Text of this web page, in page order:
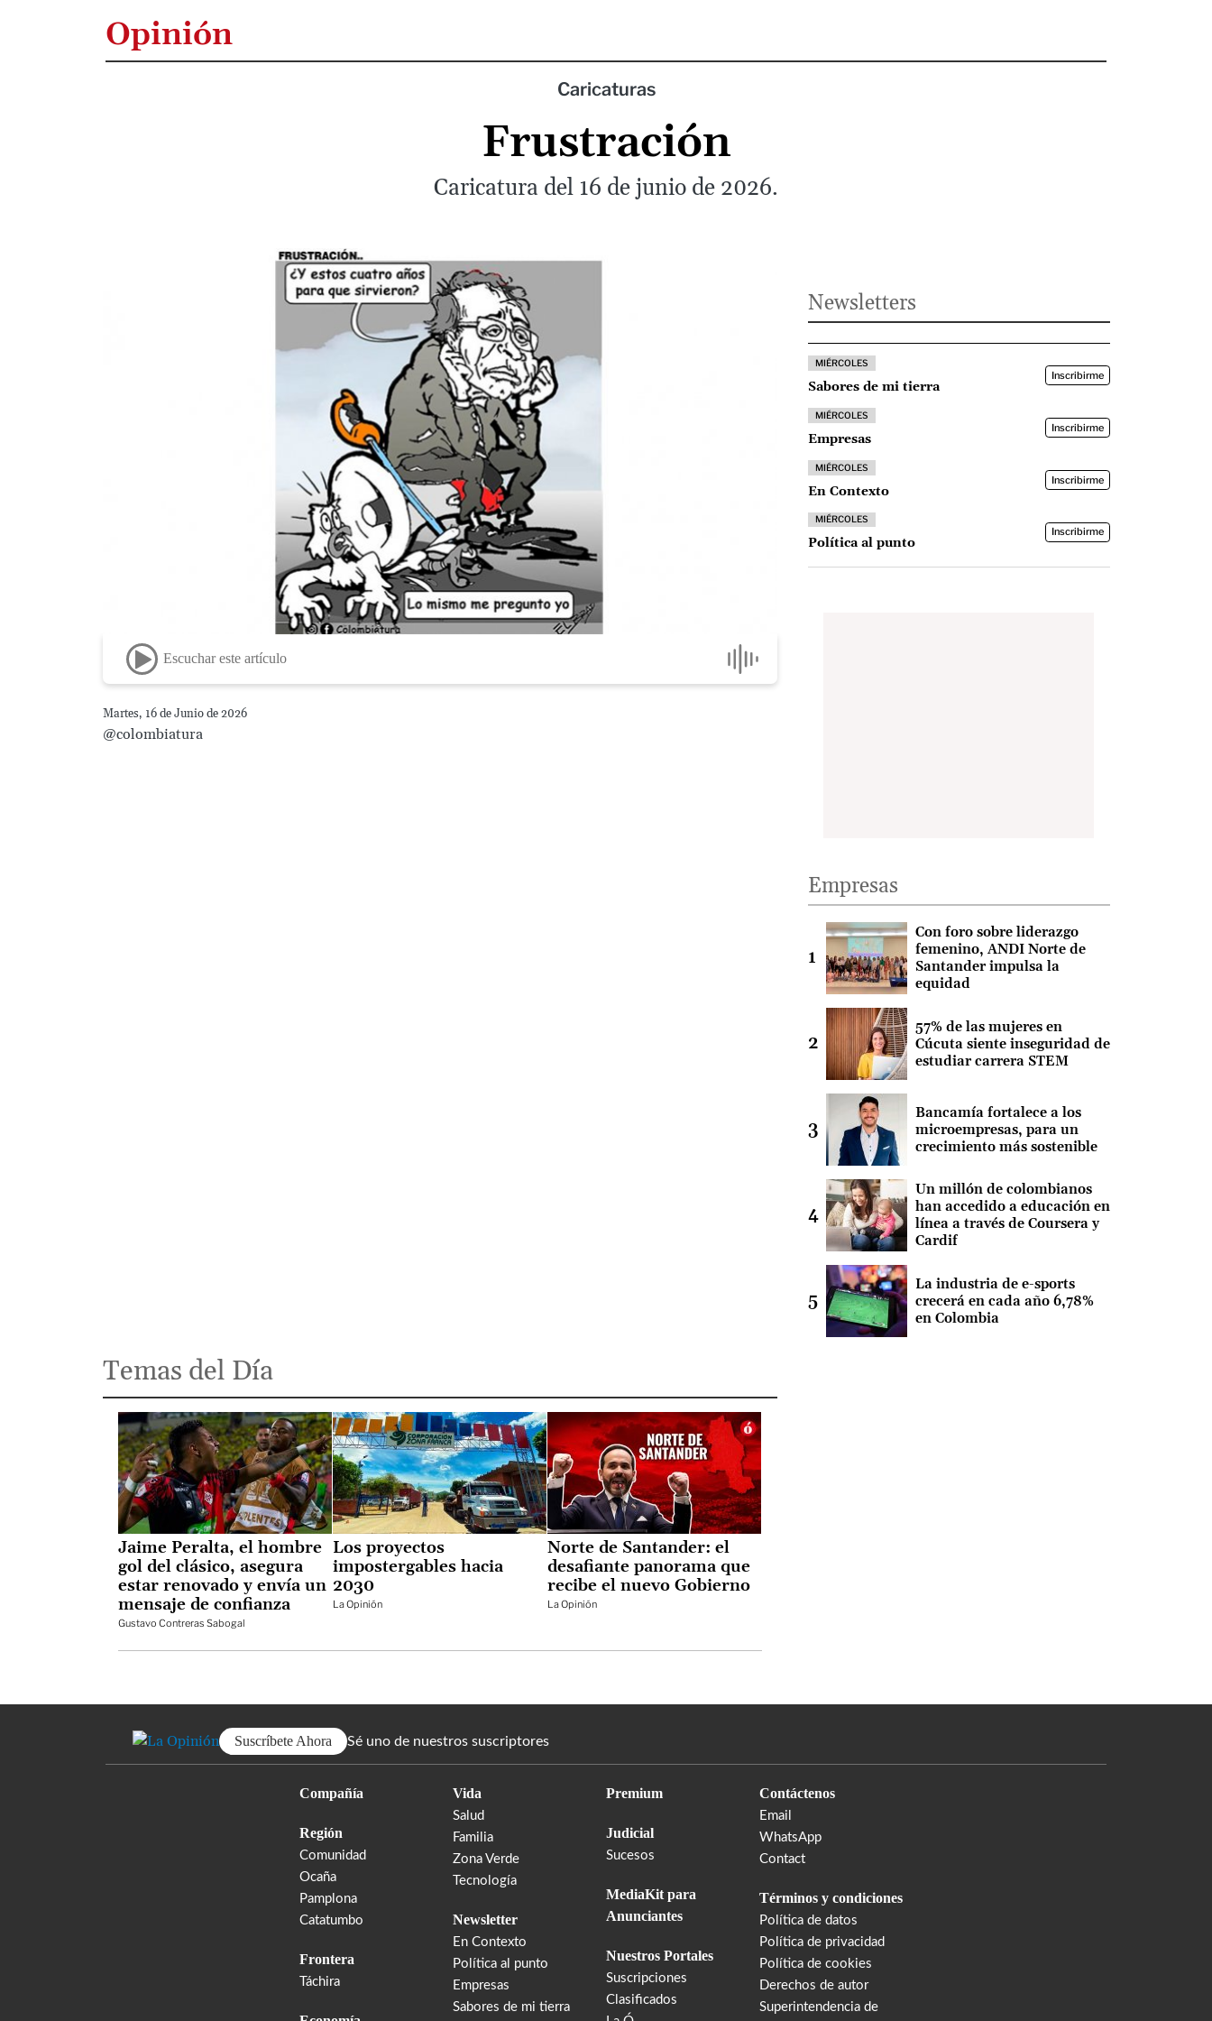
Opinión
Caricaturas
Frustración
Caricatura del 16 de junio de 2026.
Escuchar este artículo
Martes, 16 de Junio de 2026
@colombiatura
Temas del Día
Jaime Peralta, el hombre
gol del clásico, asegura
estar renovado y envía un
mensaje de confianza
Gustavo Contreras Sabogal
Los proyectos
impostergables hacia
2030
La Opinión
Norte de Santander: el
desafiante panorama que
recibe el nuevo Gobierno
La Opinión
Newsletters
MIÉRCOLES
Sabores de mi tierra
Inscribirme
MIÉRCOLES
Empresas
Inscribirme
MIÉRCOLES
En Contexto
Inscribirme
MIÉRCOLES
Política al punto
Inscribirme
Empresas
Con foro sobre liderazgo
femenino, ANDI Norte de
Santander impulsa la
equidad
57% de las mujeres en
Cúcuta siente inseguridad de
estudiar carrera STEM
Bancamía fortalece a los
microempresas, para un
crecimiento más sostenible
Un millón de colombianos
han accedido a educación en
línea a través de Coursera y
Cardif
La industria de e-sports
crecerá en cada año 6,78%
en Colombia
Suscríbete Ahora Sé uno de nuestros suscriptores
Compañía
Región
Comunidad
Ocaña
Pamplona
Catatumbo
Frontera
Táchira
Vida
Salud
Familia
Zona Verde
Tecnología
Newsletter
En Contexto
Política al punto
Empresas
Sabores de mi tierra
Premium
Judicial
Sucesos
MediaKit para
Anunciantes
Nuestros Portales
Suscripciones
Clasificados
Contáctenos
Email
WhatsApp
Contact
Términos y condiciones
Política de datos
Política de privacidad
Política de cookies
Derechos de autor
Superintendencia de